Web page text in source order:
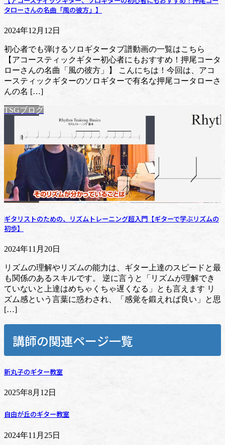
タローさんの名曲「風の彼方」】
2024年12月12日
初心者でも弾けるソロギタータブ譜動画の一覧はこちら
【アコースティックギター初心者にもおすすめ！押尾コータ
ローさんの名曲「風の彼方」】 こんにちは！今回は、アコ
ースティックギターのソロギターで有名な押尾コータローさ
んの名 […]
TSGブログ
ギタリストのための、リズムトレーニング超入門【ギターで学ぶリズムの
初歩】
2024年11月20日
リズムの理解やリズムの能力は、ギター上達のスピードと最
も関係のあるスキルです。 逆に言うと「リズムが理解でき
ていないと上達はめちゃくちゃ遅くなる」とも言えます リ
ズム感という言葉に惑わされ、「感覚を鍛えれば良い」と思
[…]
講師の関連ページ一覧
新丸子のギター教室
2025年8月12日
自由が丘のギター教室
2024年11月25日